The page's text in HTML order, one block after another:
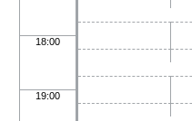
18:00
19:00